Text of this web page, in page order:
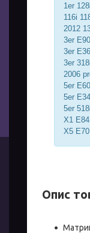
1er
116i
2012
3er
3er
3er
2006
5er
5er
5er
X1
X5
Опис